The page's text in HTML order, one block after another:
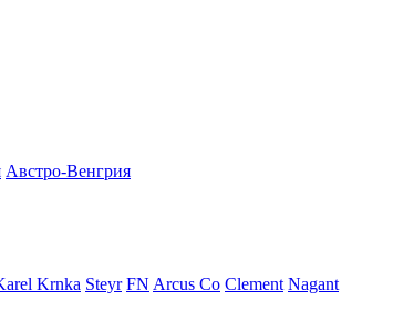
Австро-Венгрия
Krnka Steyr FN Arcus Co Clement Nagant